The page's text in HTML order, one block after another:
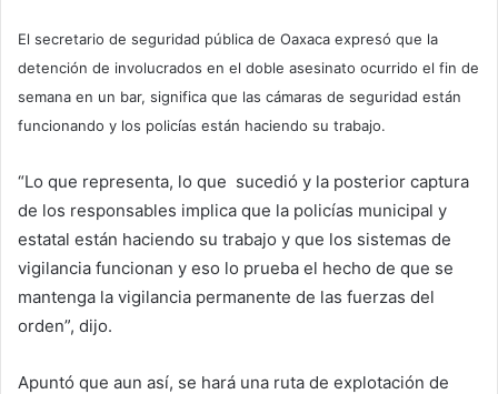
El secretario de seguridad pública de Oaxaca expresó que la
detención de involucrados en el doble asesinato ocurrido el fin de
semana en un bar, significa que las cámaras de seguridad están
funcionando y los policías están haciendo su trabajo.
“Lo que representa, lo que sucedió y la posterior captura
de los responsables implica que la policías municipal y
estatal están haciendo su trabajo y que los sistemas de
vigilancia funcionan y eso lo prueba el hecho de que se
mantenga la vigilancia permanente de las fuerzas del
orden”, dijo.
Apuntó que aun así, se hará una ruta de explotación de